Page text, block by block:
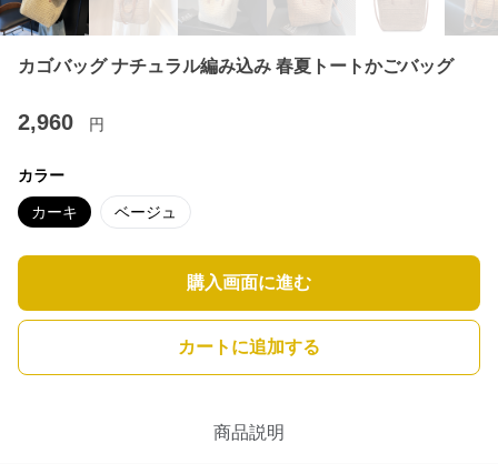
カゴバッグ ナチュラル編み込み 春夏トートかごバッグ
2,960 円
カラー
カーキ ベージュ
購入画面に進む
カートに追加する
商品説明